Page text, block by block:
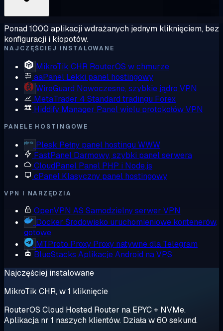
Ponad 1000 aplikacji wdrażanych jednym kliknięciem, bez
konfiguracji i kłopotów.
NAJCZĘŚCIEJ INSTALOWANE
MikroTik CHR RouterOS w chmurze
aaPanel Lekki panel hostingowy
WireGuard Nowoczesne, szybkie jądro VPN
MetaTrader 4 Standard tradingu Forex
Hiddify Manager Panel wielu protokołów VPN
PANELE HOSTINGOWE
Plesk Pełny panel hostingu WWW
FastPanel Darmowy, szybki panel serwera
CloudPanel Panel PHP i Node.js
cPanel Klasyczny panel hostingowy
VPN I NARZĘDZIA
OpenVPN AS Samodzielny serwer VPN
Docker Środowisko uruchomieniowe kontenerów,
gotowe
MTProto Proxy Proxy natywne dla Telegram
BlueStacks Aplikacje Android na VPS
Najczęściej instalowane
MikroTik CHR, w 1 kliknięcie
RouterOS Cloud Hosted Router na EPYC + NVMe.
Aplikacja nr 1 naszych klientów. Działa w 60 sekund.